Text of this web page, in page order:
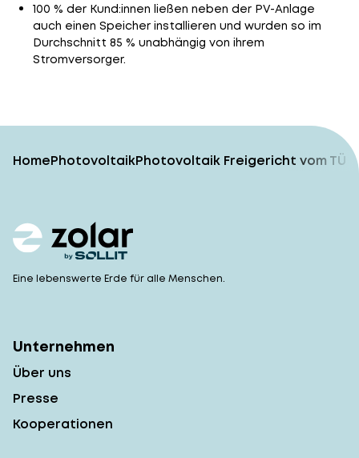
100 % der Kund:innen ließen neben der PV-Anlage
auch einen Speicher installieren und wurden so im
Durchschnitt 85 % unabhängig von ihrem
Stromversorger.
HomePhotovoltaikPhotovoltaik Freigericht vom
Eine lebenswerte Erde für alle Menschen.
Unternehmen
Über uns
Presse
Kooperationen